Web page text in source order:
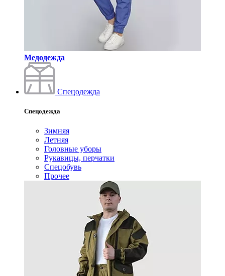
Медодежда
Спецодежда
Спецодежда
Зимняя
Летняя
Головные уборы
Рукавицы, перчатки
Спецобувь
Прочее